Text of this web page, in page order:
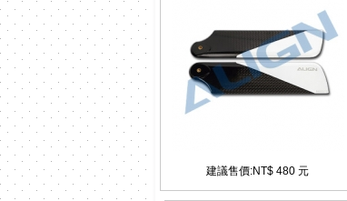
建議售價:NT$ 480 元